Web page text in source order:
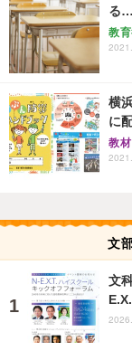
る
教
横
に
教
文
文